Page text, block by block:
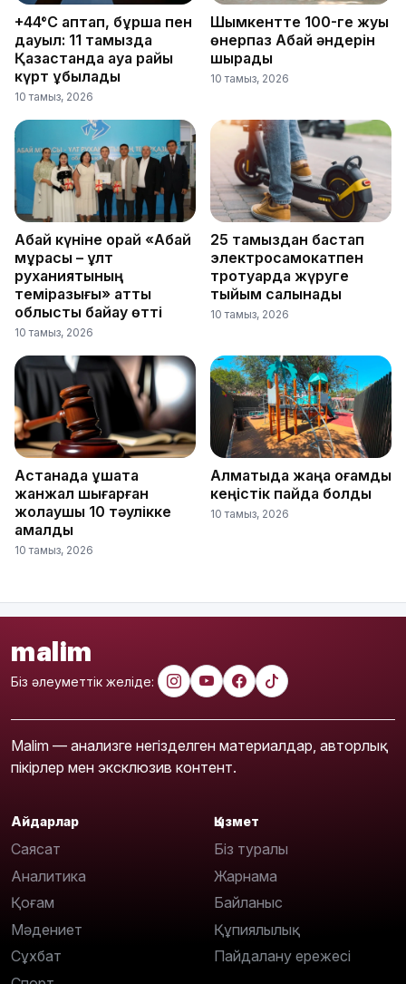
+44°C аптап, бұршақ пен
дауыл: 11 тамызда
Қазақстанда ауа райы
күрт құбылады
10 тамыз, 2026
Шымкентте 100-ге жуық
өнерпаз Абай әндерін
шырқады
10 тамыз, 2026
Абай күніне орай «Абай
мұрасы – ұлт
руханиятының
темірқазығы» атты
облыстық байқау өтті
10 тамыз, 2026
25 тамыздан бастап
электросамокатпен
тротуарда жүруге
тыйым салынады
10 тамыз, 2026
Астанада ұшақта
жанжал шығарған
жолаушы 10 тәулікке
қамалды
10 тамыз, 2026
Алматыда жаңа қоғамдық
кеңістік пайда болды
10 тамыз, 2026
malim
Біз әлеуметтік желіде:
Malim — анализге негізделген материалдар, авторлық
пікірлер мен эксклюзив контент.
Айдарлар
Саясат
Аналитика
Қоғам
Мәдениет
Сұхбат
Қызмет
Біз туралы
Жарнама
Байланыс
Құпиялылық
Пайдалану ережесі